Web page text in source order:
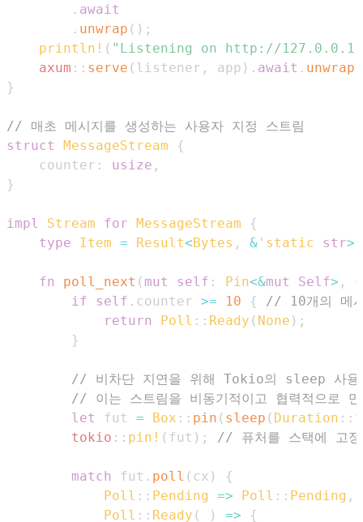
. await
. unwrap ( ) ;
println! ( "Listening on http://
axum :: serve ( listener , app ) . await . unwrap
}
// 매초 메시지를 생성하는 사용자 지정 스트림
struct
MessageStream
{
    counter
: usize ,
}
impl Stream for MessageStream
{
type
Item = Result<Bytes , & 'static str>
fn poll_next ( mut self : Pin<&mut Self> ,
if
self . counter >= 10 {
// 10개의 메
return
Poll :: Ready ( None ) ;
}
// 비차단 지연을 위해 Tokio의 sleep 사용
// 이는 스트림을 비동기적이고 협력적으로
let
fut = Box :: pin ( sleep ( Duration ::
tokio :: pin! ( fut ) ; // 퓨처를 스택에 고정
match fut . poll ( cx )
{
Poll :: Pending => Poll :: Pending ,
Poll :: Ready ( ) =>
{